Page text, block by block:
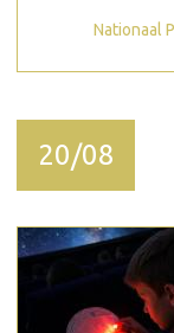
Nationaal
20/08